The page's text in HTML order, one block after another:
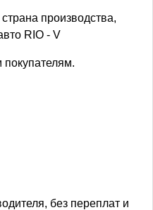
производства,
RIO - V
без переплат и